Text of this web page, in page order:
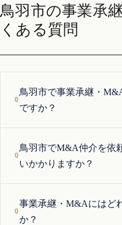
鳥羽市の事業承
くある質問
鳥羽市で事業承継・
ですか？
鳥羽市でM&A仲介を依
いかかりますか？
事業承継・M&Aにはど
か？